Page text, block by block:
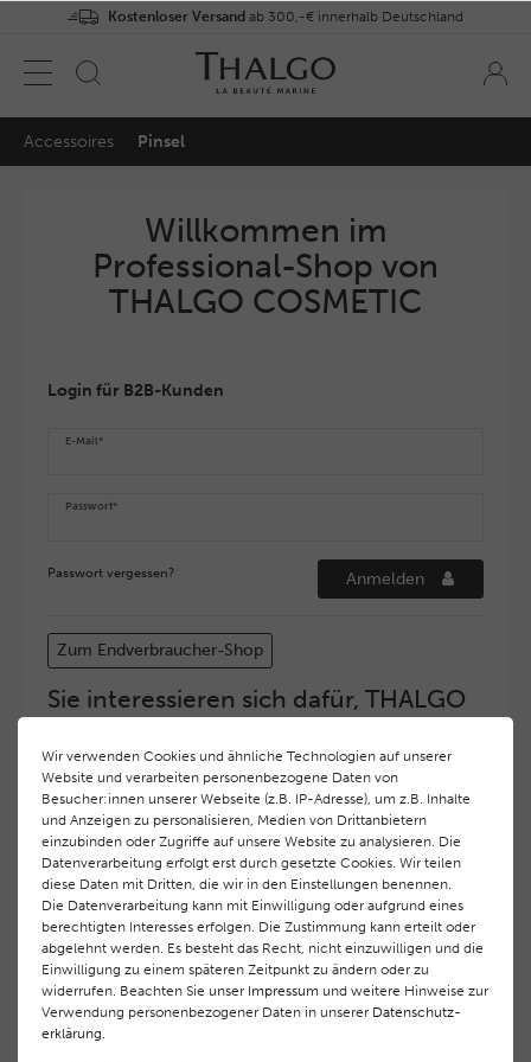
Kostenloser Versand ab 300,-€ innerhalb Deutschland
Pinsel
Accessoires
Willkommen im
Professional-Shop von
THALGO COSMETIC
Login für B2B-Kunden
E-Mail*
Passwort*
Passwort vergessen? Anmelden
Zum Endverbraucher-Shop
Sie interessieren sich dafür, THALGO
COSMETIC Partner und Depositär zu
werden?
Hohe Servicequalität und ein exzellentes Markenimage
haben bei
THALGO COSMETIC oberste Priorität.
Anspruchsvollen Endverbrauchern möchten wir ein
hohes Qualitätsniveau und gleichzeitig eine
überdurchschnittliche Behandlungs- und Serviceleistung
gewährleisten. Deshalb haben wir ein selektives
Vertriebssystem eingeführt. THALGO COSMETICPartner
werden auf diese Weise wirtschaftlich unterstützt,
während Endverbrauchern eine stets gleichbleibend hohe
Dienstleistungsqualität und ein innovatives Produkt- und
Behandlungsprogramm geboten wird.
Wir verwenden Cookies und ähnliche Technologien auf unserer
Website und verarbeiten personenbezogene Daten von
Besucher:innen unserer Webseite (z.B. IP-Adresse), um z.B. Inhalte
und Anzeigen zu personalisieren, Medien von Drittanbietern
einzubinden oder Zugriffe auf unsere Website zu analysieren. Die
Datenverarbeitung erfolgt erst durch gesetzte Cookies. Wir teilen
diese Daten mit Dritten, die wir in den Einstellungen benennen.
Die Datenverarbeitung kann mit Einwilligung oder aufgrund eines
berechtigten Interesses erfolgen. Die Zustimmung kann erteilt oder
abgelehnt werden. Es besteht das Recht, nicht einzuwilligen und die
Einwilligung zu einem späteren Zeitpunkt zu ändern oder zu
widerrufen. Beachten Sie unser Impressum und weitere Hinweise zur
Verwendung personenbezogener Daten in unserer Daten­schutz­
erklärung.